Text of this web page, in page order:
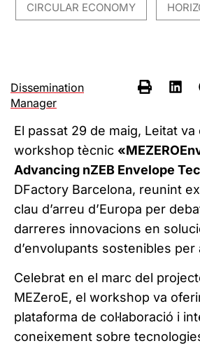
CIRCULAR ECONOMY
Dissemination
Manager
El passat 29 de maig, Leitat
workshop tècnic
Advancing nZEB Envelope
DFactory Barcelona, reunint
clau d’arreu d’Europa per
darreres innovacions en
d’envolupants sostenibles per
Celebrat en el marc del
MEZeroE, el workshop va
plataforma de col·laboració i
coneixement sobre